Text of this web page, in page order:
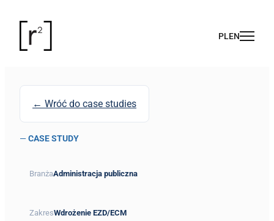
← Wróć do case studies
—CASE STUDY
BranżaAdministracja publiczna
ZakresWdrożenie EZD/ECM